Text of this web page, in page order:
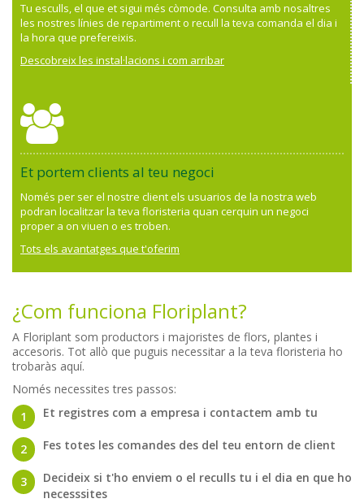
Tu esculls, el que et sigui més còmode. Consulta amb nosaltres
les nostres línies de repartiment o recull la teva comanda el dia i
la hora que prefereixis.
Descobreix les instal·lacions i com arribar
Et portem clients al teu negoci
Només per ser el nostre client els usuarios de la nostra web
podran localitzar la teva floristeria quan cerquin un negoci
proper a on viuen o es troben.
Tots els avantatges que t'oferim
¿Com funciona Floriplant?
A Floriplant som productors i majoristes de flors, plantes i
accesoris. Tot allò que puguis necessitar a la teva floristeria ho
trobaràs aquí.
Només necessites tres passos:
1
Et registres com a empresa i contactem amb tu
2 Fes totes les comandes des del teu entorn de client
3
Decideix si t'ho enviem o el reculls tu i el dia en que ho
necesssites